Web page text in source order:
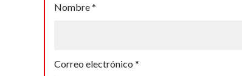
Nombre*
Correo electrónico *